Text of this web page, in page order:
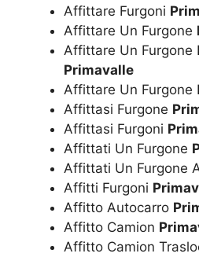
Affittare Furgoni
Affittare Un Furgone
Affittare Un Furgone
Primavalle
Affittare Un Furgone
Affittasi Furgone
Affittasi Furgoni
Affittati Un Furgone
Affittati Un Furgone
Affitti Furgoni
Affitto Autocarro
Affitto Camion
Affitto Camion